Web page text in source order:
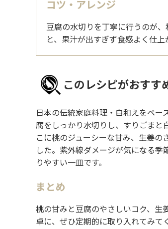
コツ・アレンジ
豆腐の水切りを丁寧に行うのが
と、果汁が出すぎず食感よく仕
このレシピがおすす
日本の伝統家庭料理・白和えをベー
腐をしっかり水切りし、すりごまと
こに桃のジューシーな甘み、生姜の
した。紫外線ダメージが気になる
りやすい一皿です。
まとめ
桃の甘みと豆腐のやさしいコク、生
卓に、ぜひ定期的に取り入れてみて